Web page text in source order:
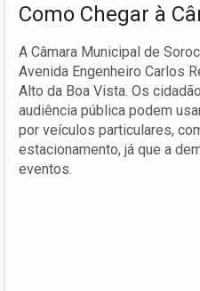
Como Chegar à
A Câmara Municipal de
Avenida Engenheiro Carlos
Alto da Boa Vista. Os
audiência pública podem
por veículos particulares,
estacionamento, já que a
eventos.